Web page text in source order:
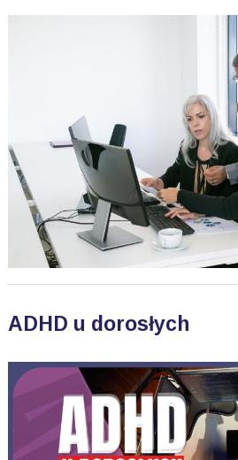
ADHD u dorosłych